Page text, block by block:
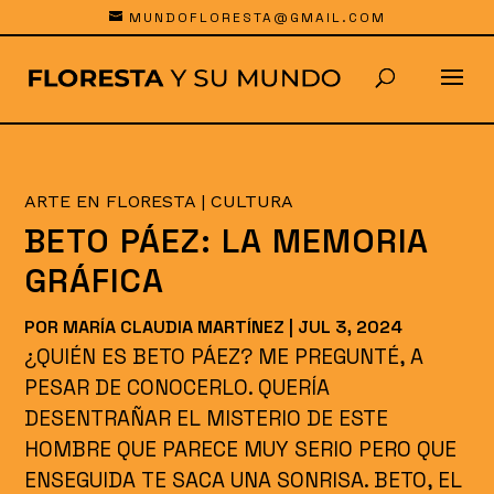
MUNDOFLORESTA@GMAIL.COM
ARTE EN FLORESTA |CULTURA
BETO PÁEZ: LA MEMORIA
GRÁFICA
POR MARÍA CLAUDIA MARTÍNEZ JUL 3, 2024
¿QUIÉN ES BETO PÁEZ? ME PREGUNTÉ, A
PESAR DE CONOCERLO. QUERÍA
DESENTRAÑAR EL MISTERIO DE ESTE
HOMBRE QUE PARECE MUY SERIO PERO QUE
ENSEGUIDA TE SACA UNA SONRISA. BETO, EL